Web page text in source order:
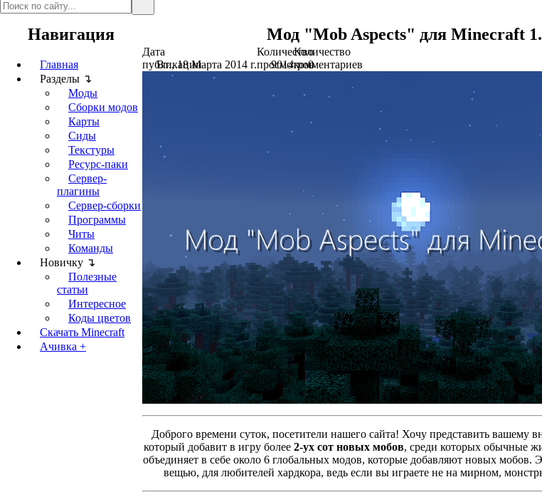
Навигация
Главная
Разделы ↴
Моды
Сборки модов
Карты
Сиды
Текстуры
Ресурс-паки
Сервер-
плагины
Сервер-сборки
Программы
Читы
Команды
Новичку ↴
Полезные
статьи
Интересное
Коды цветов
Скачать Minecraft
Ачивка +
Мод "Mob Aspects" для Minecraft
Дата
публикации
Вт., 18 Марта 2014 г.
Количество
просмотров
9014
Количество
комментариев
0
Доброго времени суток, посетители нашего сайта! Хочу представить вашему
который добавит в игру более 2-ух сот новых мобов, среди которых обычные
объединяет в себе около 6 глобальных модов, которые добавляют новых мобов.
вещью, для любителей хардкора, ведь если вы играете не на мирном,